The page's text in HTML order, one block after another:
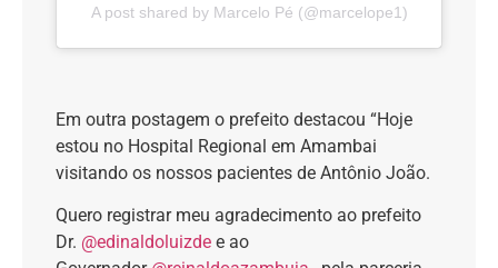
A post shared by Marcelo Pé (@marcelope1)
Em outra postagem o prefeito destacou “Hoje
estou no Hospital Regional em Amambai
visitando os nossos pacientes de Antônio João.
Quero registrar meu agradecimento ao prefeito
Dr. @edinaldoluizde e ao